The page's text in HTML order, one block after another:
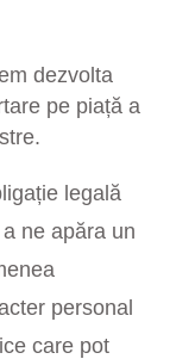
dezvolta
pe piață a
legală
ne apăra un
personal
care pot